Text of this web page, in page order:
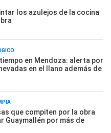
los azulejos de la cocina
en Mendoza: alerta por
en el llano además de
que compiten por la obra
Guaymallén por más de